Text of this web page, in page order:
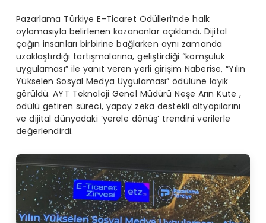
Pazarlama Türkiye E-Ticaret Ödülleri’nde halk
oylamasıyla belirlenen kazananlar açıklandı. Dijital
çağın insanları birbirine bağlarken aynı zamanda
uzaklaştırdığı tartışmalarına, geliştirdiği “komşuluk
uygulaması” ile yanıt veren yerli girişim Naberise, “Yılın
Yükselen Sosyal Medya Uygulaması” ödülüne layık
görüldü. AYT Teknoloji Genel Müdürü Neşe Arın Kute ,
ödülü getiren süreci, yapay zeka destekli altyapılarını
ve dijital dünyadaki ‘yerele dönüş’ trendini verilerle
değerlendirdi.